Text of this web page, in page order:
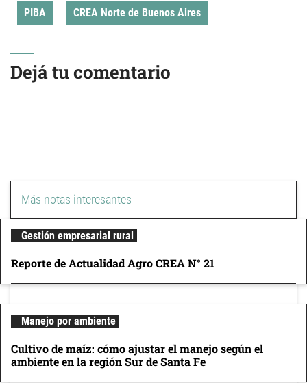
PIBA CREA Norte de Buenos Aires
Dejá tu comentario
Más notas interesantes
Gestión empresarial rural
Reporte de Actualidad Agro CREA N° 21
Manejo por ambiente
Cultivo de maíz: cómo ajustar el manejo según el
ambiente en la región Sur de Santa Fe